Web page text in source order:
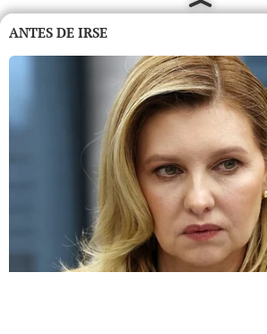
ANTES DE IRSE